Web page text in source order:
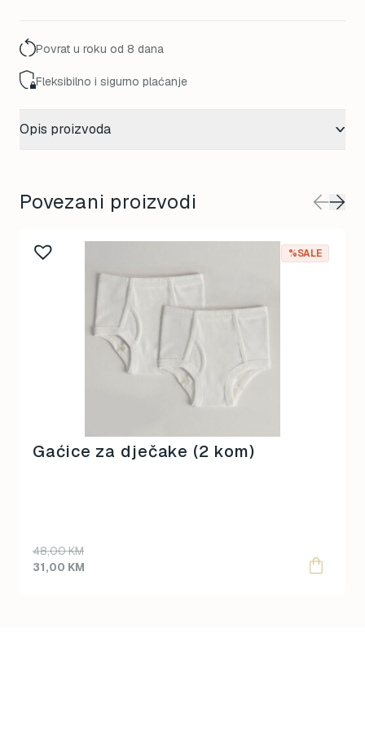
Povrat u roku od 8 dana
Fleksibilno i sigurno plaćanje
Opis proizvoda
Povezani proizvodi
%SALE
Gaćice za dječake (2 kom)
48,00KM
Original
price
31,00 KM
Current
price